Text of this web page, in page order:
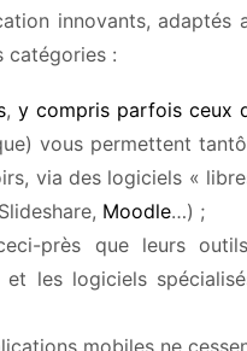
innovants, adaptés
catégories :
, y compris parfois ceux
vous permettent
via des logiciels «
Moodle…) ;
près que leurs
et les logiciels
mobiles ne